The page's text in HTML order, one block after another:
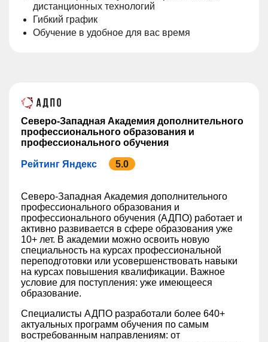
дистанционных технологий
Гибкий график
Обучение в удобное для вас время
Северо-Западная Академия дополнительного
профессионального образования и
профессионального обучения
Рейтинг Яндекс 5.0
Северо-Западная Академия дополнительного
профессионального образования и
профессионального обучения (АДПО) работает и
активно развивается в сфере образования уже
10+ лет. В академии можно освоить новую
специальность на курсах профессиональной
переподготовки или усовершенствовать навыки
на курсах повышения квалификации. Важное
условие для поступления: уже имеющееся
образование.
Специалисты АДПО разработали более 640+
актуальных программ обучения по самым
востребованным направлениям: от